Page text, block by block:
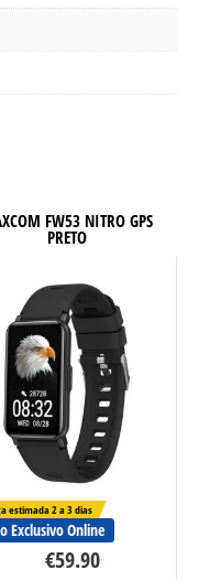
FW53 NITRO GPS
PRETO
estimada 2 a 3 dias
Exclusivo Online
€59.90